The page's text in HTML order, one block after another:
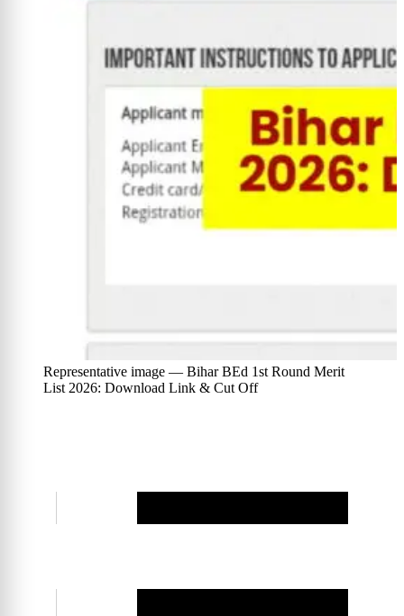
Representative image — Bihar BEd 1st Round Merit
List 2026: Download Link & Cut Off